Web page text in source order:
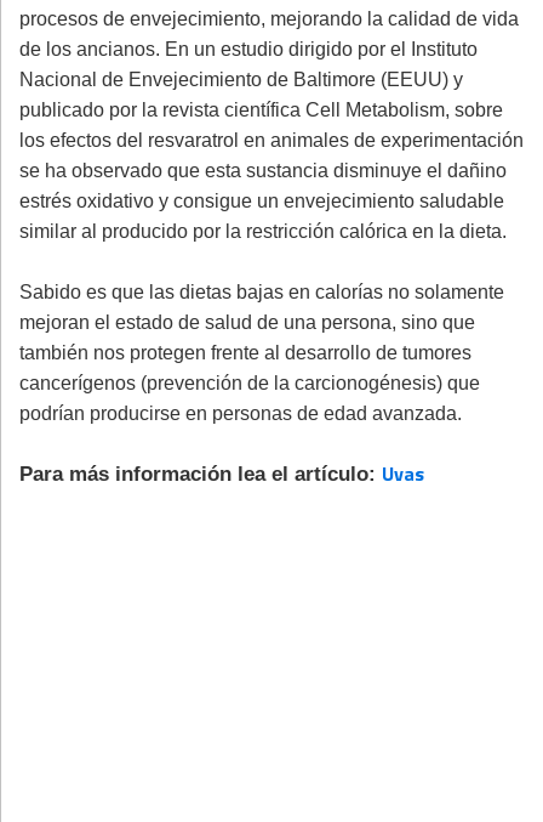
procesos de envejecimiento, mejorando la calidad de vida
de los ancianos. En un estudio dirigido por el Instituto
Nacional de Envejecimiento de Baltimore (EEUU) y
publicado por la revista científica Cell Metabolism, sobre
los efectos del resvaratrol en animales de experimentación
se ha observado que esta sustancia disminuye el dañino
estrés oxidativo y consigue un envejecimiento saludable
similar al producido por la restricción calórica en la dieta.
Sabido es que las dietas bajas en calorías no solamente
mejoran el estado de salud de una persona, sino que
también nos protegen frente al desarrollo de tumores
cancerígenos (prevención de la carcionogénesis) que
podrían producirse en personas de edad avanzada.
Para más información lea el artículo: Uvas